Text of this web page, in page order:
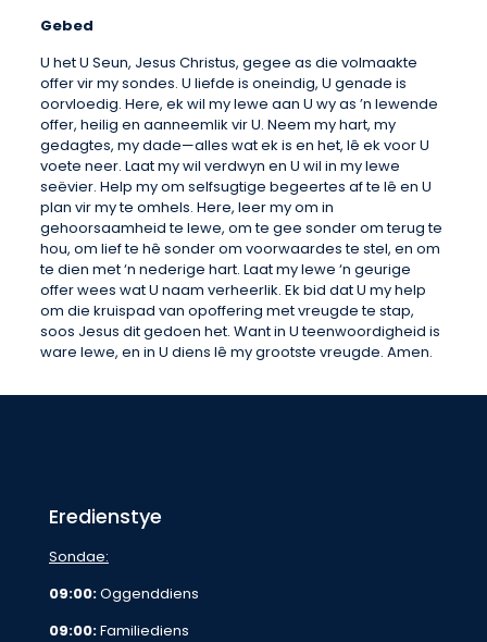
Gebed
U het U Seun, Jesus Christus, gegee as die volmaakte
offer vir my sondes. U liefde is oneindig, U genade is
oorvloedig. Here, ek wil my lewe aan U wy as ’n lewende
offer, heilig en aanneemlik vir U. Neem my hart, my
gedagtes, my dade—alles wat ek is en het, lê ek voor U
voete neer. Laat my wil verdwyn en U wil in my lewe
seëvier. Help my om selfsugtige begeertes af te lê en U
plan vir my te omhels. Here, leer my om in
gehoorsaamheid te lewe, om te gee sonder om terug te
hou, om lief te hê sonder om voorwaardes te stel, en om
te dien met ‘n nederige hart. Laat my lewe ‘n geurige
offer wees wat U naam verheerlik. Ek bid dat U my help
om die kruispad van opoffering met vreugde te stap,
soos Jesus dit gedoen het. Want in U teenwoordigheid is
ware lewe, en in U diens lê my grootste vreugde. Amen.
Eredienstye
Sondae:
09:00:Oggenddiens
09:00:Familiediens